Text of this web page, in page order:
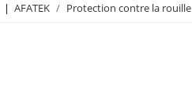
AFATEK Protection contre la rouille